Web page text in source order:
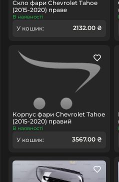
Скло фари Chevrolet Tahoe
(2015-2020) праве
В наявності
У кошик: 2132.00 ₴
Корпус фари Chevrolet Tahoe
(2015-2020) правий
В наявності
У кошик: 3567.00 ₴